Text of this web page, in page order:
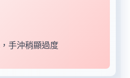
手沖稍顯過度